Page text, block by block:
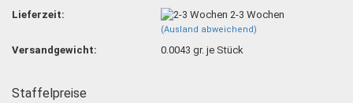
Lieferzeit:
2-3 Wochen
(Ausland abweichend)
Versandgewicht: 0.0043 gr. je Stück
Staffelpreise